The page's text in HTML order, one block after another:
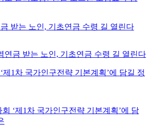
연금 받는 노인, 기초연금 수령 길 열린다
‘제1차 국가인구전략 기본계획’에 담